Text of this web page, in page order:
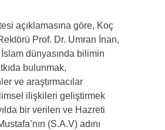
açıklamasına göre, Koç
Prof. Dr. Umran İnan,
İslam dünyasında bilimin
bulunmak,
ve araştırmacılar
ilişkileri geliştirmek
bir verilen ve Hazreti
(S.A.V) adını